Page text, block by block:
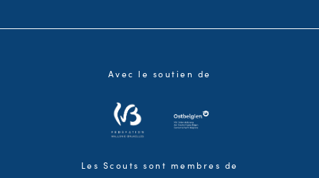
Avec le soutien de
Les Scouts sont membres de